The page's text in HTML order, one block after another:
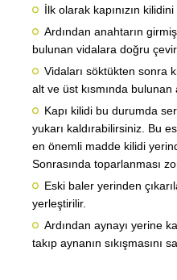
İlk olarak kapınızın kilidini
Ardından anahtarın
bulunan vidalara doğru
Vidaları söktükten sonra
alt ve üst kısmında bulunan
Kapı kilidi bu durumda
yukarı kaldırabilirsiniz. Bu
en önemli madde kilidi
Sonrasında toparlanması
Eski baler yerinden
yerleştirilir.
Ardından aynayı yerine
takıp aynanın sıkışmasını